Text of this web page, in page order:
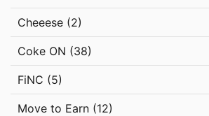
Cheeese (2)
Coke ON (38)
FiNC (5)
Move to Earn (12)